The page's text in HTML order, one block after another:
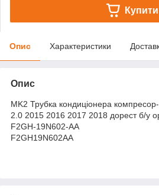
Купити
Опис Характеристики
Опис
MK2 Трубка кондиціонера
2.0 2015 2016 2017 2018 дорест б/у
F2GH-19N602-AA
F2GH19N602AA